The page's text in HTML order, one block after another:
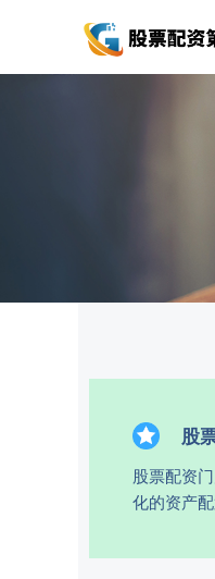
股
股票配资
化的资产配